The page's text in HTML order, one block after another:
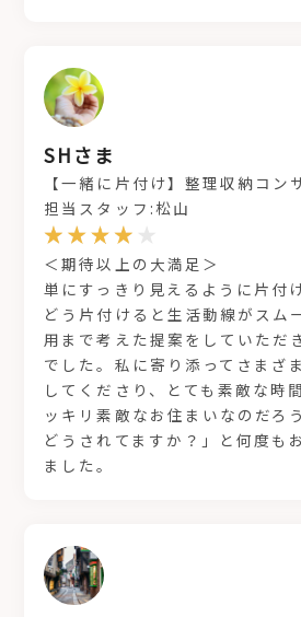
SHさま
【一緒に片付け】整理収納コン
担当スタッフ:松山
＜期待以上の大満足＞
単にすっきり見えるように片付
どう片付けると生活動線がスム
用まで考えた提案をしていただ
でした。私に寄り添ってさまざ
してくださり、とても素敵な時
ッキリ素敵なお住まいなのだろ
どうされてますか？」と何度も
ました。